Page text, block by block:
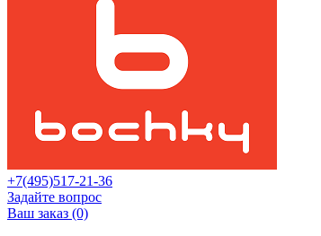
+7(495)517-21-36
Задайте вопрос
Ваш заказ (0)